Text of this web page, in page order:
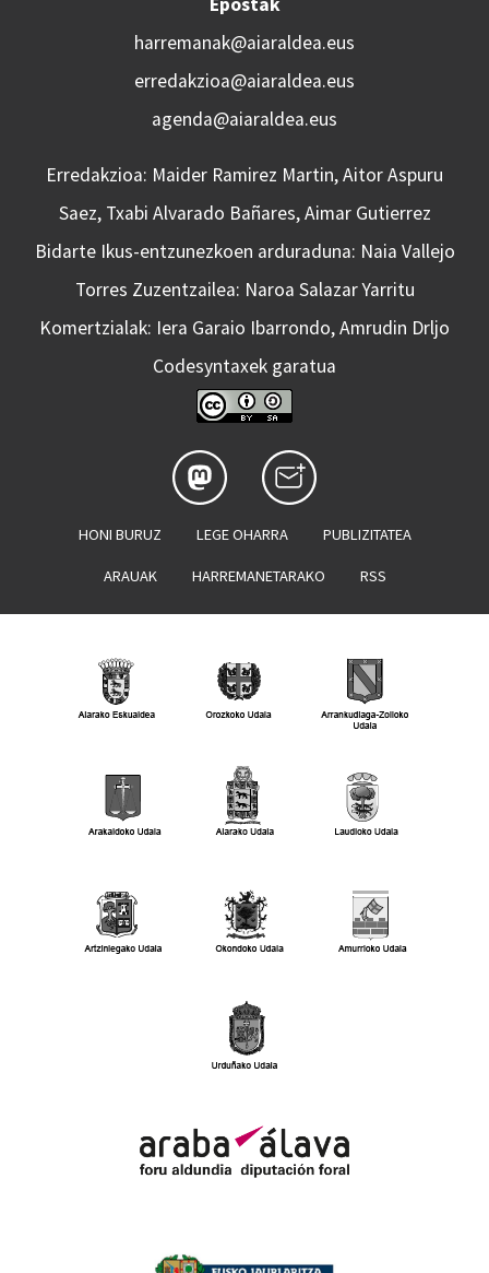
harremanak@aiaraldea.eus
erredakzioa@aiaraldea.eus
agenda@aiaraldea.eus
Erredakzioa: Maider Ramirez Martin, Aitor Aspuru
Saez, Txabi Alvarado Bañares, Aimar Gutierrez
Bidarte Ikus-entzunezkoen arduraduna: Naia Vallejo
Torres Zuzentzailea: Naroa Salazar Yarritu
Komertzialak: Iera Garaio Ibarrondo, Amrudin Drljo
Codesyntaxek garatua
HONI BURUZ LEGE OHARRA PUBLIZITATEA
ARAUAK HARREMANETARAKO RSS